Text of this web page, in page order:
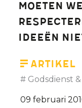
moeten
ideeën
Artikel
Godsdienst
09 februari